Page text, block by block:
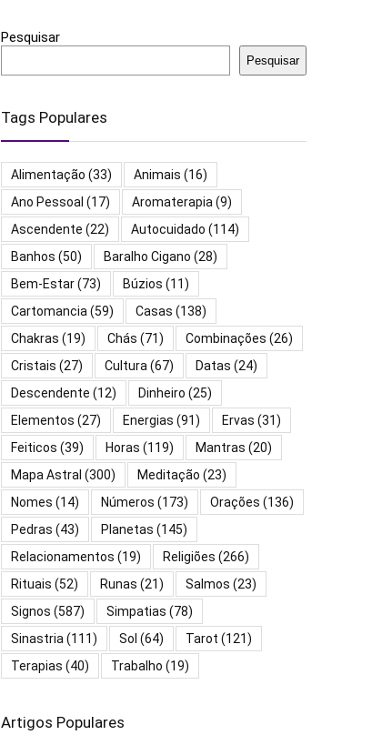
Pesquisar
Pesquisar
Tags Populares
Alimentação (33) Animais (16)
Ano Pessoal (17) Aromaterapia(9)
Ascendente (22) Autocuidado (114)
Banhos (50) Baralho Cigano (28)
Bem-Estar(73) Búzios (11)
Cartomancia(59) Casas (138)
Chakras (19) Chás (71) Combinações (26)
Cristais (27) Cultura(67) Datas (24)
Descendente (12) Dinheiro (25)
Elementos (27) Energias (91) Ervas (31)
Feiticos (39) Horas (119) Mantras (20)
Mapa Astral (300) Meditação (23)
Nomes (14) Números (173) Orações (136)
Pedras (43) Planetas (145)
Relacionamentos (19) Religiões (266)
Rituais (52) Runas (21) Salmos (23)
Signos (587) Simpatias (78)
Sinastria(111) Sol (64) Tarot (121)
Terapias (40) Trabalho (19)
Artigos Populares